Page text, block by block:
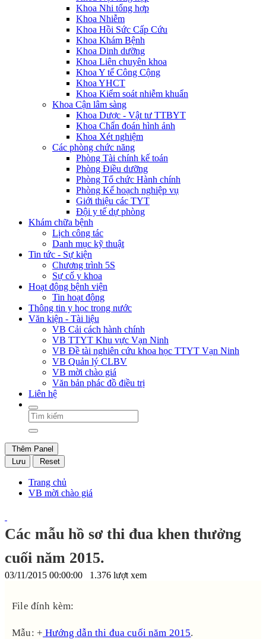
Khoa Nhi tổng hợp
Khoa Nhiễm
Khoa Hồi Sức Cấp Cứu
Khoa Khám Bệnh
Khoa Dinh dưỡng
Khoa Liên chuyên khoa
Khoa Y tế Công Cộng
Khoa YHCT
Khoa Kiểm soát nhiễm khuẩn
Khoa Cận lâm sàng
Khoa Dược - Vật tư TTBYT
Khoa Chẩn đoán hình ảnh
Khoa Xét nghiệm
Các phòng chức năng
Phòng Tài chính kế toán
Phòng Điều dưỡng
Phòng Tổ chức Hành chính
Phòng Kế hoạch nghiệp vụ
Giới thiệu các TYT
Đội y tế dự phòng
Khám chữa bệnh
Lịch công tác
Danh mục kỹ thuật
Tin tức - Sự kiện
Chương trình 5S
Sự cố y khoa
Hoạt động bệnh viện
Tin hoạt động
Thông tin y học trong nước
Văn kiện - Tài liệu
VB Cải cách hành chính
VB TTYT Khu vực Vạn Ninh
VB Đề tài nghiên cứu khoa học TTYT Vạn Ninh
VB Quản lý CLBV
VB mời chào giá
Văn bản phác đồ điều trị
Liên hệ
Thêm Panel
Lưu
Reset
Trang chủ
VB mời chào giá
Các mẫu hồ sơ thi đua khen thưởng
cuối năm 2015.
03/11/2015 00:00:00 1.376 lượt xem
File đính kèm:
Mẫu: + Hướng dẫn thi đua cuối năm 2015.